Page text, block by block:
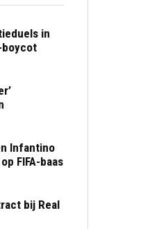
in
boycot
Infantino
FIFA-baas
bij Real